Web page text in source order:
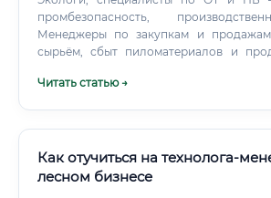
промбезопасность,
Менеджеры по закупкам и
сырьём, сбыт пиломатериалов и
Читать статью →
Как отучиться на технолога-
лесном бизнесе